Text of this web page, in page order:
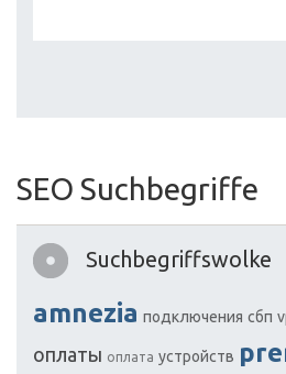
SEO Suchbegriffe
Suchbegriffswolke
amnezia подключения сбп
оплаты оплата устройств